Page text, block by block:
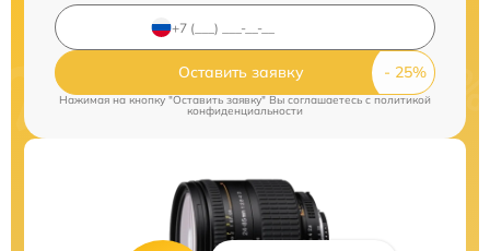
Оставить заявку
Нажимая на кнопку "Оставить заявку" Вы соглашаетесь cполитикой
конфиденциальности